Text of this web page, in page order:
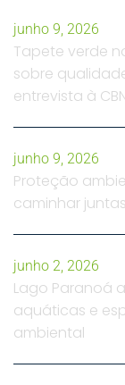
junho 9, 2026
Tapete verde
sobre
entrevista à
junho 9, 2026
Proteção
caminhar
junho 2, 2026
Lago Paranoá
aquáticas e
ambiental